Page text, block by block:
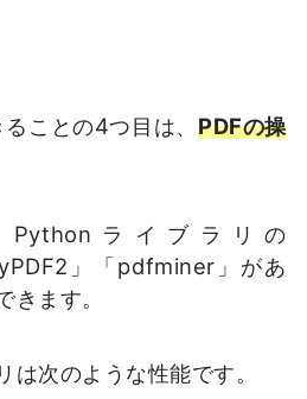
ことの4つ目は、PDFの操
Pythonライブラリの
」「pdfminer」があ
きます。
は次のような性能です。